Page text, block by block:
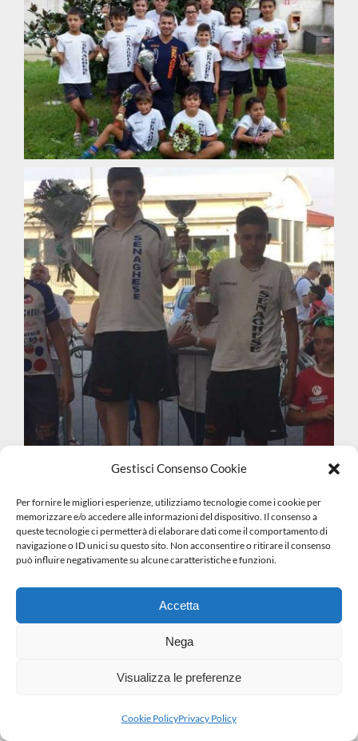
Gestisci Consenso Cookie
Per fornire le migliori esperienze, utilizziamo tecnologie come i cookie per
memorizzare e/o accedere alle informazioni del dispositivo. Il consenso a
queste tecnologie ci permetterà di elaborare dati come il comportamento di
navigazione o ID unici su questo sito. Non acconsentire o ritirare il consenso
può influire negativamente su alcune caratteristiche e funzioni.
Accetta
Nega
Visualizza le preferenze
Cookie PolicyPrivacy Policy